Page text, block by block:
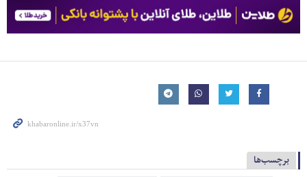
برچسب‌ها